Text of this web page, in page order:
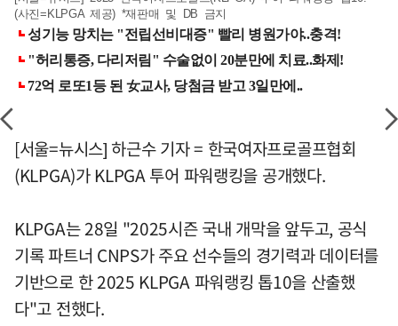
(사진=KLPGA 제공) *재판매 및 DB 금지
[서울=뉴시스] 하근수 기자 = 한국여자프로골프협회
(KLPGA)가 KLPGA 투어 파워랭킹을 공개했다.
KLPGA는 28일 "2025시즌 국내 개막을 앞두고, 공식
기록 파트너 CNPS가 주요 선수들의 경기력과 데이터를
기반으로 한 2025 KLPGA 파워랭킹 톱10을 산출했
다"고 전했다.